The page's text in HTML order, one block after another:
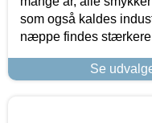
som også kaldes
næppe findes
Se